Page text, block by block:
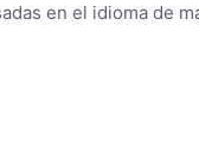
en el idioma de